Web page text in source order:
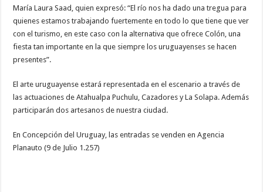
María Laura Saad, quien expresó: “El río nos ha dado una tregua para
quienes estamos trabajando fuertemente en todo lo que tiene que ver
con el turismo, en este caso con la alternativa que ofrece Colón, una
fiesta tan importante en la que siempre los uruguayenses se hacen
presentes”.
El arte uruguayense estará representada en el escenario a través de
las actuaciones de Atahualpa Puchulu, Cazadores y La Solapa. Además
participarán dos artesanos de nuestra ciudad.
En Concepción del Uruguay, las entradas se venden en Agencia
Planauto (9 de Julio 1.257)